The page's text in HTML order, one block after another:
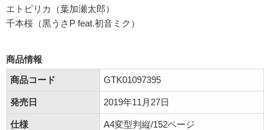
エトピリカ（葉加瀬太郎）
千本桜（黒うさP feat.初音ミク）
商品情報
商品コード
GTK01097395
発売日 2019年11月27日
仕様 A4変型判縦/152ページ